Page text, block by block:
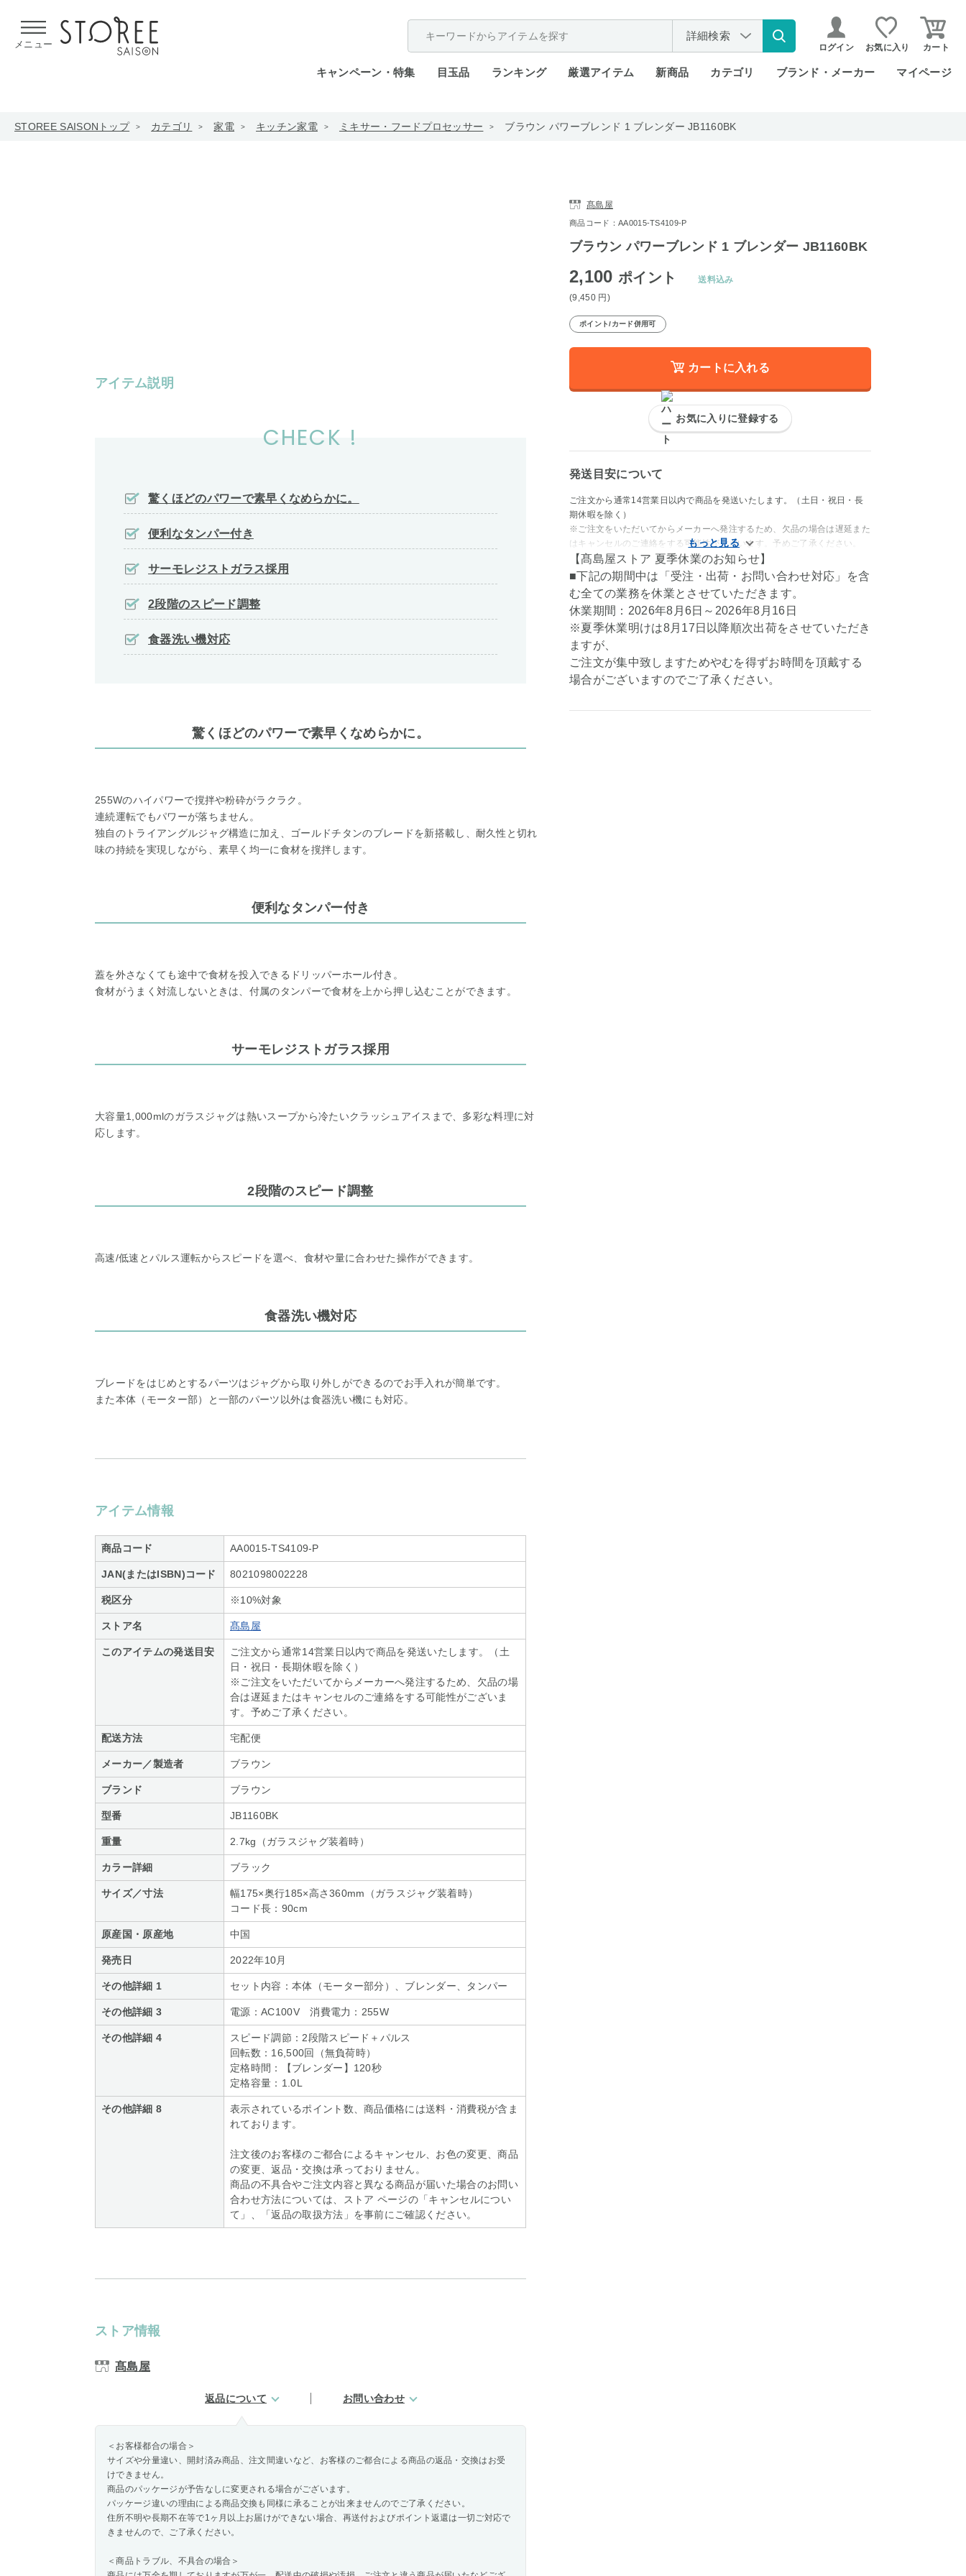
メニュー
詳細検索
ログイン お気に入り カート
キャンペーン・特集 目玉品 ランキング 厳選アイテム 新商品 カテゴリ ブランド・メーカー マイページ
STOREE SAISONトップ カテゴリ 家電 キッチン家電 ミキサー・フードプロセッサー ブラウン パワーブレンド 1 ブレンダー JB1160BK
アイテム説明
CHECK !
驚くほどのパワーで素早くなめらかに。
便利なタンパー付き
サーモレジストガラス採用
2段階のスピード調整
食器洗い機対応
驚くほどのパワーで素早くなめらかに。
255Wのハイパワーで撹拌や粉砕がラクラク。
連続運転でもパワーが落ちません。
独自のトライアングルジャグ構造に加え、ゴールドチタンのブレードを新搭載し、耐久性と切れ
味の持続を実現しながら、素早く均一に食材を撹拌します。
便利なタンパー付き
蓋を外さなくても途中で食材を投入できるドリッパーホール付き。
食材がうまく対流しないときは、付属のタンパーで食材を上から押し込むことができます。
サーモレジストガラス採用
大容量1,000mlのガラスジャグは熱いスープから冷たいクラッシュアイスまで、多彩な料理に対
応します。
2段階のスピード調整
高速/低速とパルス運転からスピードを選べ、食材や量に合わせた操作ができます。
食器洗い機対応
ブレードをはじめとするパーツはジャグから取り外しができるのでお手入れが簡単です。
また本体（モーター部）と一部のパーツ以外は食器洗い機にも対応。
アイテム情報
商品コード AA0015-TS4109-P
JAN(またはISBN)コード 8021098002228
税区分 ※10%対象
ストア名 髙島屋
このアイテムの発送目安
ご注文から通常14営業日以内で商品を発送いたします。（土
日・祝日・長期休暇を除く）
※ご注文をいただいてからメーカーへ発注するため、欠品の場
合は遅延またはキャンセルのご連絡をする可能性がございま
す。予めご了承ください。
配送方法 宅配便
メーカー／製造者 ブラウン
ブランド ブラウン
型番 JB1160BK
重量 2.7kg（ガラスジャグ装着時）
カラー詳細 ブラック
サイズ／寸法
幅175×奥行185×高さ360mm（ガラスジャグ装着時）
コード長：90cm
原産国・原産地 中国
発売日 2022年10月
その他詳細 1 セット内容：本体（モーター部分）、ブレンダー、タンパー
その他詳細 3 電源：AC100V 消費電力：255W
その他詳細 4
スピード調節：2段階スピード＋パルス
回転数：16,500回（無負荷時）
定格時間：【ブレンダー】120秒
定格容量：1.0L
その他詳細 8
表示されているポイント数、商品価格には送料・消費税が含ま
れております。
注文後のお客様のご都合によるキャンセル、お色の変更、商品
の変更、返品・交換は承っておりません。
商品の不具合やご注文内容と異なる商品が届いた場合のお問い
合わせ方法については、ストア ページの「キャンセルについ
て」、「返品の取扱方法」を事前にご確認ください。
ストア情報
髙島屋
返品について お問い合わせ
＜お客様都合の場合＞
サイズや分量違い、開封済み商品、注文間違いなど、お客様のご都合による商品の返品・交換はお受
けできません。
商品のパッケージが予告なしに変更される場合がございます。
パッケージ違いの理由による商品交換も同様に承ることが出来ませんのでご了承ください。
住所不明や長期不在等で1ヶ月以上お届けができない場合、再送付およびポイント返還は一切ご対応で
きませんので、ご了承ください。
＜商品トラブル、不具合の場合＞
髙島屋
商品コード：AA0015-TS4109-P
ブラウン パワーブレンド 1 ブレンダー JB1160BK
2,100 ポイント
(9,450 円 )
送料込み
ポイント/カード併用可
カートに入れる
お気に入りに登録する
発送目安について
ご注文から通常14営業日以内で商品を発送いたします。（土日・祝日・長
期休暇を除く）
※ご注文をいただいてからメーカーへ発注するため、欠品の場合は遅延また
はキャンセルのご連絡をする可能性がございます。予めご了承ください。
【髙島屋ストア 夏季休業のお知らせ】
■下記の期間中は「受注・出荷・お問い合わせ対応」を含
む全ての業務を休業とさせていただきます。
休業期間：2026年8月6日～2026年8月16日
※夏季休業明けは8月17日以降順次出荷をさせていただき
ますが、
ご注文が集中致しますためやむを得ずお時間を頂戴する
場合がございますのでご了承ください。